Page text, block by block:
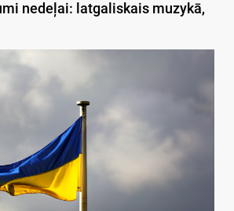
nedeļai: latgaliskais muzykā,